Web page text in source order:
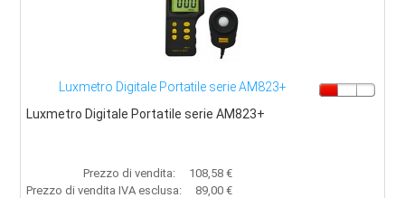
Trasmettitori di Pressione
Luxmetro Digitale Portatile serie AM823+
Luxmetro Digitale Portatile serie AM823+
Prezzo di vendita:
108,58 €
Prezzo di vendita IVA esclusa:
89,00 €